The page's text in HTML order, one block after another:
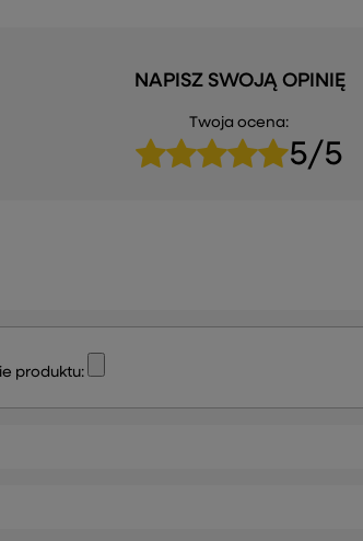
NAPISZ SWOJĄ OPINIĘ
Twoja ocena:
5/5
produktu: